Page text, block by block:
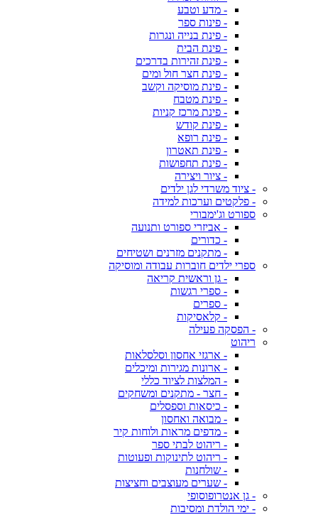
- מדע וטבע
- פינות ספר
- פינת בנייה ונגרות
- פינת הבית
- פינת זהירות בדרכים
- פינת חצר חול ומים
- פינת מוסיקה וקשב
- פינת מטבח
- פינת מרכז קניות
- פינת קודש
- פינת רופא
- פינת תאטרון
- פינת תחפושות
- ציור ויצירה
- ציוד משרדי לגן ילדים
- פלקטים וערכות למידה
ספורט וג'ימבורי
- אביזרי ספורט ותנועה
- כדורים
- מתקנים מזרנים ושטיחים
ספרי ילדים חוברות עבודה ומוסיקה
- גן וראשית קריאה
- ספרי רגשות
- ספרים
- קלאסיקות
- הפסקה פעילה
ריהוט
- ארגזי אחסון וסלסלאות
- ארונות מגירות ומיכלים
- המלצות לציוד כללי
- חצר - מתקנים ומשחקים
- כיסאות וספסלים
- מבואה ואחסון
- מדפים מראות ולוחות קיר
- ריהוט לבתי ספר
- ריהוט לתינוקות ופעוטות
- שולחנות
- שערים מעוצבים וחציצות
- גן אנטרופוסופי
- ימי הולדת ומסיבות